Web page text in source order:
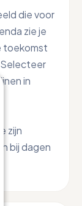
die voor
zie je
toekomst
in
zijn
bij dagen